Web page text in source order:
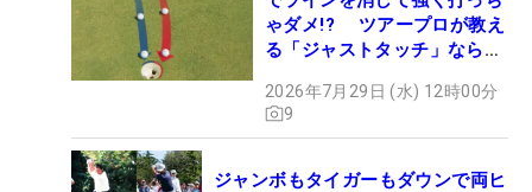
ゃダメ!? ツアープロが教え
る「ジャストタッチ」なら3
2026年7月29日 (水) 12時00分
9
ジャンボもタイガーもダウンで両ヒ